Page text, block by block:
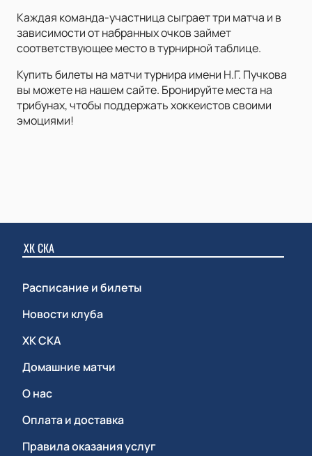
Каждая команда-участница сыграет три матча и в
зависимости от набранных очков займет
соответствующее место в турнирной таблице.
Купить билеты на матчи турнира имени Н.Г. Пучкова
вы можете на нашем сайте. Бронируйте места на
трибунах, чтобы поддержать хоккеистов своими
эмоциями!
ХК СКА
Расписание и билеты
Новости клуба
ХК СКА
Домашние матчи
О нас
Оплата и доставка
Правила оказания услуг